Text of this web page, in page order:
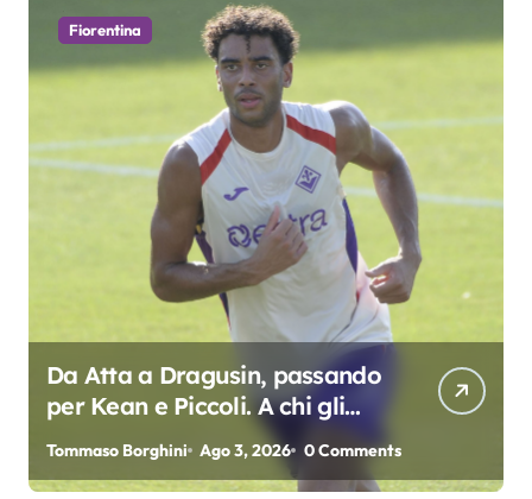
Fiorentina
Da Atta a Dragusin, passando
per Kean e Piccoli. A chi gli
oscar del precampionato?
Tommaso Borghini Ago 3, 2026 0 Comments